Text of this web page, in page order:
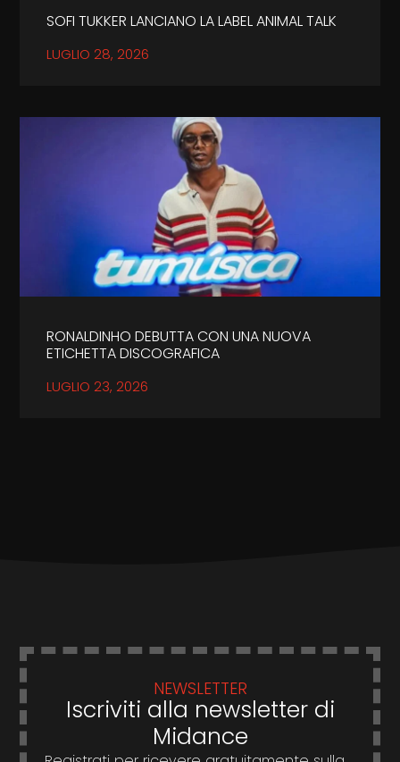
SOFI TUKKER LANCIANO LA LABEL ANIMAL TALK
LUGLIO 28, 2026
RONALDINHO DEBUTTA CON UNA NUOVA
ETICHETTA DISCOGRAFICA
LUGLIO 23, 2026
NEWSLETTER
Iscriviti alla newsletter di
Midance